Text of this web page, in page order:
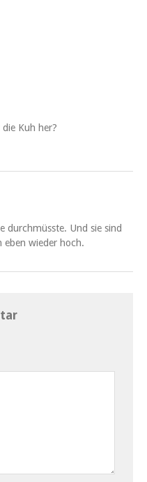
Kuh her?
durch­müsste. Und sie sind
eben wieder hoch.